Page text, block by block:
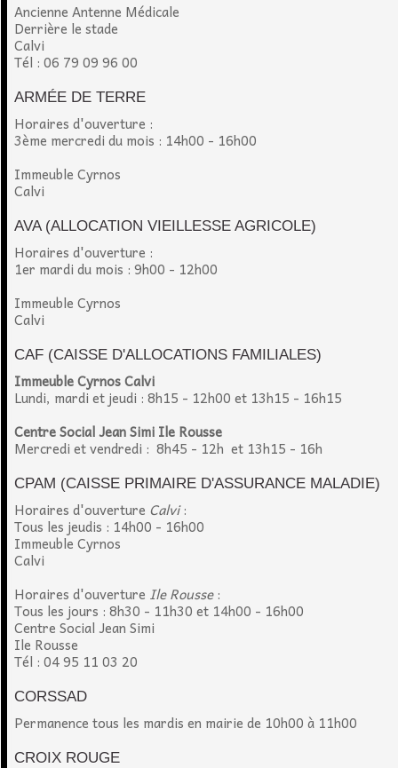
Ancienne Antenne Médicale
Derrière le stade
Calvi
Tél : 06 79 09 96 00
ARMÉE DE TERRE
Horaires d'ouverture :
3ème mercredi du mois : 14h00 - 16h00
Immeuble Cyrnos
Calvi
AVA (ALLOCATION VIEILLESSE AGRICOLE)
Horaires d'ouverture :
1er mardi du mois : 9h00 - 12h00
Immeuble Cyrnos
Calvi
CAF (CAISSE D'ALLOCATIONS FAMILIALES)
Immeuble Cyrnos Calvi
Lundi, mardi et jeudi : 8h15 - 12h00 et 13h15 - 16h15
Centre Social Jean Simi Ile Rousse
Mercredi et vendredi : 8h45 - 12h et 13h15 - 16h
CPAM (CAISSE PRIMAIRE D'ASSURANCE MALADIE)
Horaires d'ouverture Calvi:
Tous les jeudis : 14h00 - 16h00
Immeuble Cyrnos
Calvi
Horaires d'ouverture Ile Rousse:
Tous les jours : 8h30 - 11h30 et 14h00 - 16h00
Centre Social Jean Simi
Ile Rousse
Tél : 04 95 11 03 20
CORSSAD
Permanence tous les mardis en mairie de 10h00 à 11h00
CROIX ROUGE